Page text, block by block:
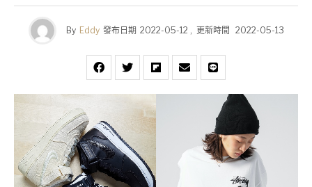
By Eddy 發布日期 2022-05-12 , 更新時間 2022-05-13